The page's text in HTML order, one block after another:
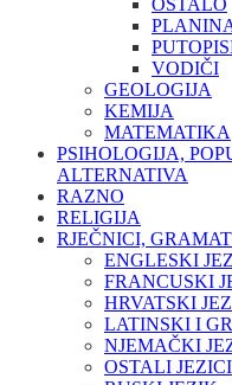
OSTALO
VODIČI
GEOLOGIJA
KEMIJA
MATEMATIKA
PSIHOLOGIJA,
ALTERNATIVA
RAZNO
RELIGIJA
RJEČNICI,
ENGLESKI
FRANCUSKI
HRVATSKI
LATINSKI I
NJEMAČKI
OSTALI JEZICI